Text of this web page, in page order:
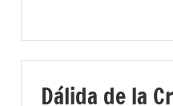
Dálida de la